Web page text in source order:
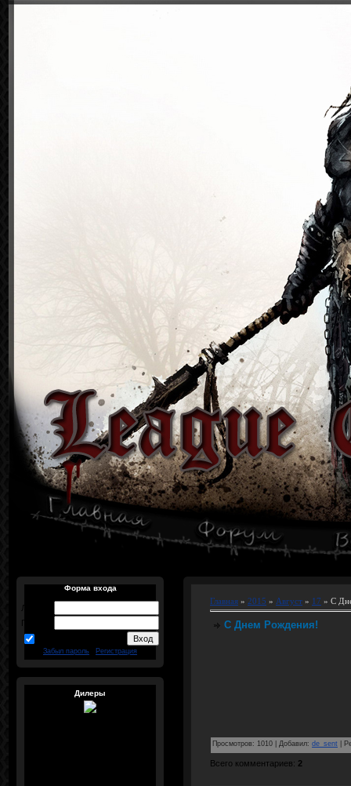
Форма входа
Логин:
Пароль:
Забыл пароль Регистрация
Дилеры
Главная » 2015 » Август » 17 » С
С Днем Рождения!
Просмотров: 1010 Добавил: de_sent
Всего комментариев: 2